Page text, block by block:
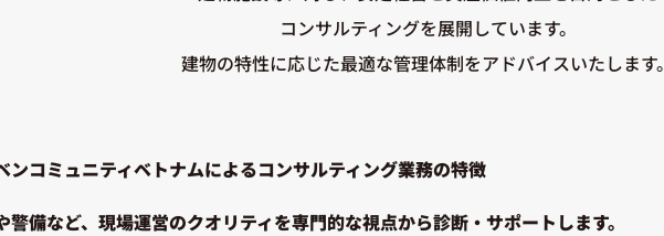
コンサルティングを展開しています。
建物の特性に応じた最適な管理体制をアドバイスいたします。
ンコミュニティベトナムによるコンサルティング業務の特徴
警備など、現場運営のクオリティを専門的な視点から診断・サポートします。